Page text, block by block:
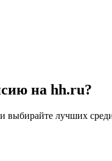
на hh.ru?
лучших